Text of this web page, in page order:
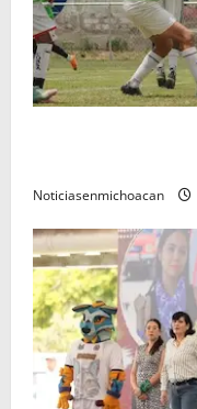
Noticiasenmichoacan